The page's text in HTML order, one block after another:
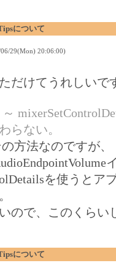
について
29(Mon) 20:06:00)
だけてうれしいで
～
らない。
方法なのですが、
を使うとア
ので、このくらい
について